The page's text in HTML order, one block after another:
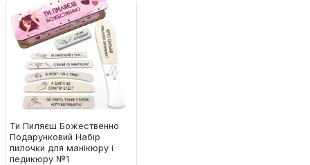
Ти Пиляєш Божественно
Подарунковий Набір
пилочки для манікюру і
педикюру №1